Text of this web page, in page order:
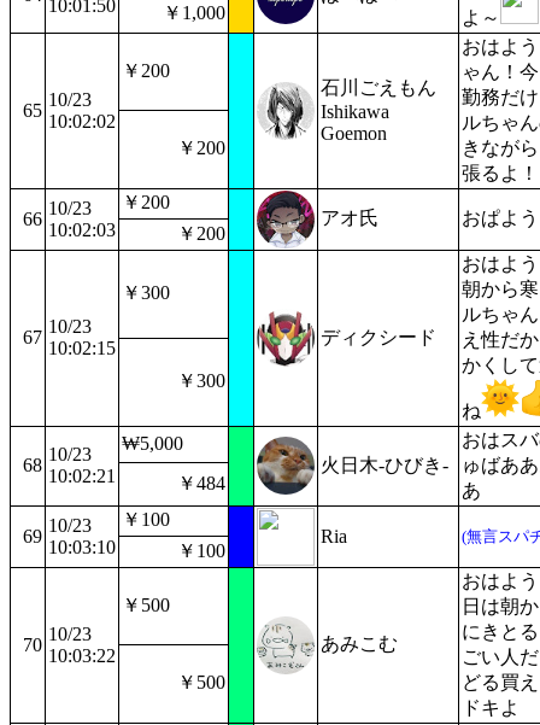
10:01:50
よ～
￥1,000
65
10/23
10:02:02
￥200
石川ごえもん
Ishikawa
Goemon
おはよ
ゃん！
勤務だ
ルちゃ
きなが
張るよ！
￥200
66
10/23
10:02:03
￥200
アオ氏 おぱよ
￥200
67
10/23
10:02:15
￥300
ディクシード
おはよ
朝から
ルちゃ
え性だ
かくし
ね
￥300
68
10/23
10:02:21
₩5,000
火日木-ひびき-
おはス
ゅばあ
あ
￥484
69
10/23
10:03:10
￥100
Ria
(無言スパ
￥100
70
10/23
10:03:22
￥500
あみこむ
おはよ
日は朝
にきと
ごい人
どる買
ドキよ
￥500